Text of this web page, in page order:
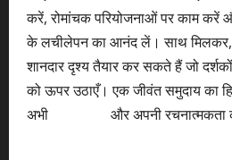
करें, रोमांचक परियोजनाओं पर काम करें
के लचीलेपन का आनंद लें। साथ मिलकर,
शानदार दृश्य तैयार कर सकते हैं जो
को ऊपर उठाएँ। एक जीवंत समुदाय का
अभी
और अपनी